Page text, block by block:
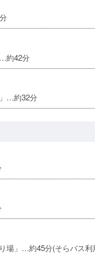
約42分
…約32分
場」…約45分(そらバス利